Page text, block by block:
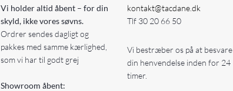
Vi holder altid åbent – for din
skyld, ikke vores søvns.
Ordrer sendes dagligt og
pakkes med samme kærlighed,
som vi har til godt grej
Showroom åbent:
kontakt@tacdane.dk
Tlf 30 20 66 50
Vi bestræber os på at besvare
din henvendelse inden for 24
timer.